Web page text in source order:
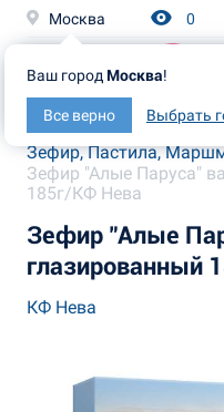
Москва
Ваш город Москва!
Все верно Выбрать
0
Главная
Каталог
Зефир, Пастила,
Зефир "Алые Паруса"
185г/КФ Нева
Зефир "Алые
глазированный
КФ Нева